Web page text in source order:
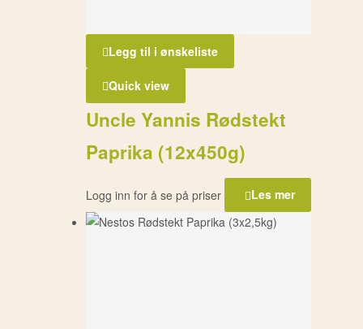
Legg til i ønskeliste
Quick view
Uncle Yannis Rødstekt
Paprika (12x450g)
Logg inn for å se på priser Les mer